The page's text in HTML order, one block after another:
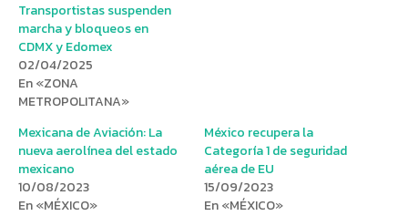
Transportistas suspenden
marcha y bloqueos en
CDMX y Edomex
02/04/2025
En «ZONA
METROPOLITANA»
Mexicana de Aviación: La
nueva aerolínea del estado
mexicano
10/08/2023
En «MÉXICO»
México recupera la
Categoría 1 de seguridad
aérea de EU
15/09/2023
En «MÉXICO»